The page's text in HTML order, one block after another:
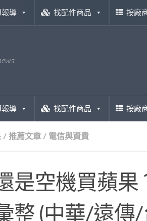
導 找配件商品 按廠
導 找配件商品 按廠
/ 推薦文章 / 電信與資費
是空機買蘋果
整 (中華/遠傳